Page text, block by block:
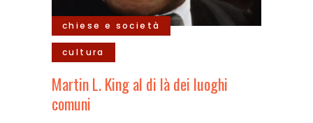
chiese e società
cultura
Martin L. King al di là dei luoghi
comuni